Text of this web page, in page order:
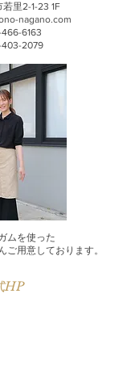
里2-1-23 1F
nagano.com
6163
403-2079
ムを使った
ご用意しております。
HP